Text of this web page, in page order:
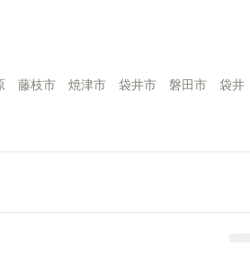
藤枝市　焼津市　袋井市　磐田市　袋井